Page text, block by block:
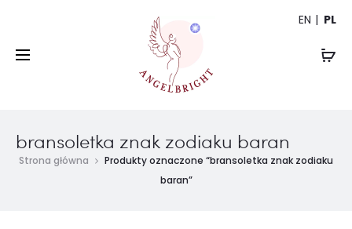
EN PL
bransoletka znak zodiaku baran
Strona główna
Produkty oznaczone “bransoletka znak zodiaku
baran”